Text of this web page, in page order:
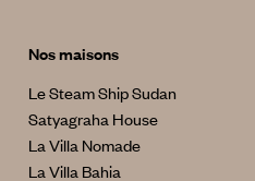
Nos maisons
Le Steam Ship Sudan
Satyagraha House
La Villa Nomade
La Villa Bahia